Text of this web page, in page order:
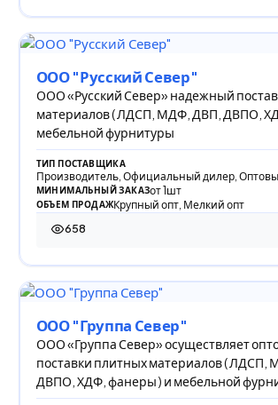
ООО "Русский Север"
ООО «Русский Север» надежный
материалов ( ЛДСП, МДФ, ДВП, ДВПО,
мебельной фурнитуры
ТИП ПОСТАВЩИКА
Производитель, Официальный дилер,
МИНИМАЛЬНЫЙ ЗАКАЗот 1шт
ОБЪЕМ ПРОДАЖКрупный опт, Мелкий опт
658
658 просмотров
ООО "Группа Север"
ООО «Группа Север» осуществляет
поставки плитных материалов ( ЛДСП,
ДВПО, ХДФ, фанеры ) и мебельной